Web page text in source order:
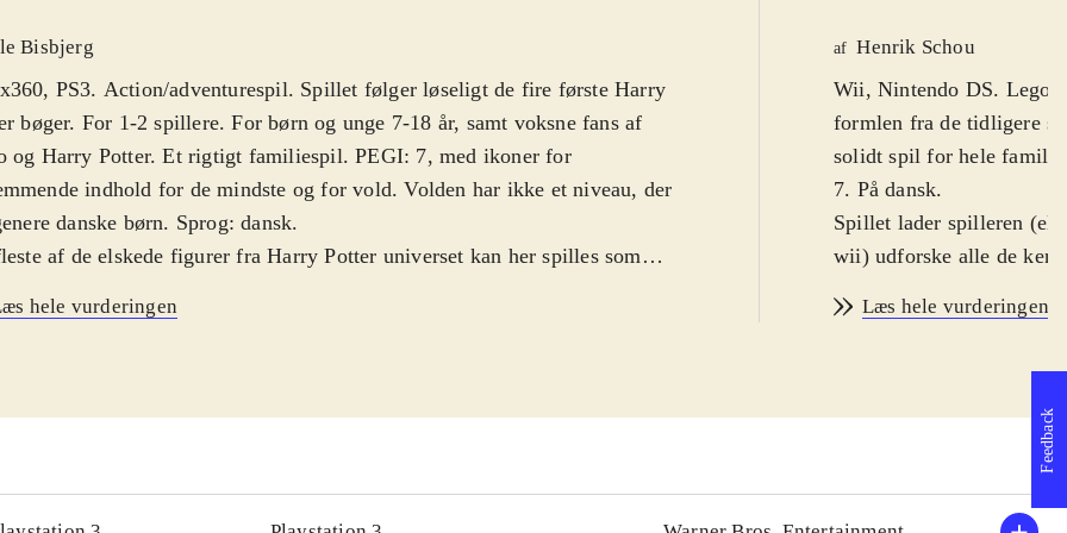
Bisbjerg
PS3. Action/adventurespil. Spillet følger løseligt de fire første Harry
1-2 spillere. For børn og unge 7-18 år, samt voksne fans af
og Harry Potter. Et rigtigt familiespil. PEGI: 7, med ikoner for
indhold for de mindste og for vold. Volden har ikke et niveau, der
danske børn. Sprog: dansk.
af de elskede figurer fra Harry Potter universet kan her spilles som
meget omfattende og detaljeret. Du skal primært løse gåder, kaste
man kan vælge hvad man har lyst til og hvornår man vil gøre det. Gå til
egne baner, men de kan desværre ikke lægges online. Grafikken er flot
og lever helt op til kvaliteten i resten af spillet. Musik/lydeffekter
hele vurderingen
af Henrik Schou
Wii, Nintendo DS. Lego
formlen fra de tidligere
solidt spil for hele
7. På dansk.
Spillet lader spilleren
wii) udforske alle de
begivenhederne i de
Der er naturligvis
blevet plads til en lang
færdigheder, som skal
kan nogle figurer kaste
Læs hele vurderingen
Feedback